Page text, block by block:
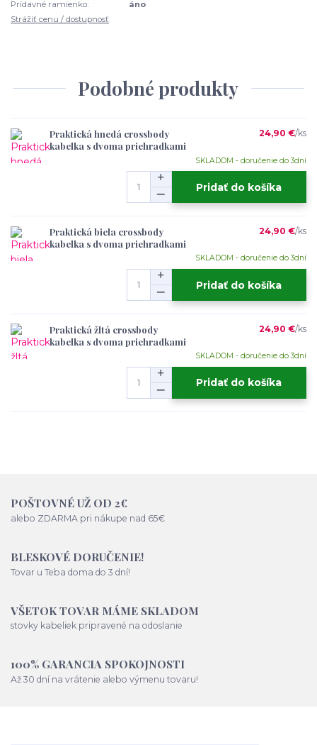
Prídavné ramienko:
áno
Strážiť cenu / dostupnosť
Podobné produkty
Praktická hnedá crossbody
kabelka s dvoma priehradkami
24,90 €/ks
SKLADOM - doručenie do 3dní
Pridať do košíka
Praktická biela crossbody
kabelka s dvoma priehradkami
24,90 €/ks
SKLADOM - doručenie do 3dní
Pridať do košíka
Praktická žltá crossbody
kabelka s dvoma priehradkami
24,90 €/ks
SKLADOM - doručenie do 3dní
Pridať do košíka
POŠTOVNÉ UŽ OD 2€
alebo ZDARMA pri nákupe nad 65€
BLESKOVÉ DORUČENIE!
Tovar u Teba doma do 3 dní!
VŠETOK TOVAR MÁME SKLADOM
stovky kabeliek pripravené na odoslanie
100% GARANCIA SPOKOJNOSTI
Až 30 dní na vrátenie alebo výmenu tovaru!